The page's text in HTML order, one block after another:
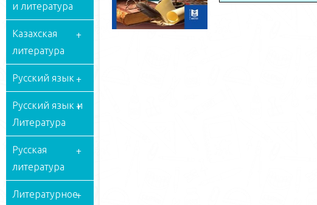
и литература
Казахская
литература
Русский язык
Русский язык и
Литература
Русская
литература
Литературное